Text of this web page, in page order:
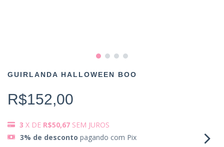
GUIRLANDA HALLOWEEN BOO
R$152,00
3 X DE R$50,67 SEM JUROS
3% de desconto pagando com Pix